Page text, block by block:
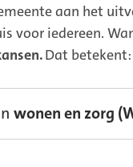
aan het
voor iedereen.
Dat
wonen en zorg